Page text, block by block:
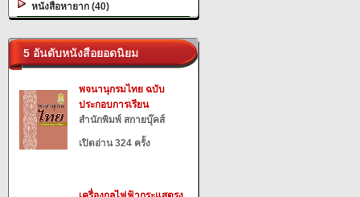
หนังสือหายาก (40)
5 อันดับหนังสือยอดนิยม
พจนานุกรมไทย ฉบับ
ประกอบการเรียน
สำนักพิมพ์ สกายบุ๊คส์
เปิดอ่าน 324 ครั้ง